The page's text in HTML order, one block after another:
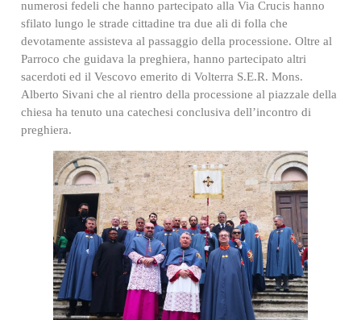
numerosi fedeli che hanno partecipato alla Via Crucis hanno
sfilato lungo le strade cittadine tra due ali di folla che
devotamente assisteva al passaggio della processione. Oltre al
Parroco che guidava la preghiera, hanno partecipato altri
sacerdoti ed il Vescovo emerito di Volterra S.E.R. Mons.
Alberto Sivani che al rientro della processione al piazzale della
chiesa ha tenuto una catechesi conclusiva dell’incontro di
preghiera.